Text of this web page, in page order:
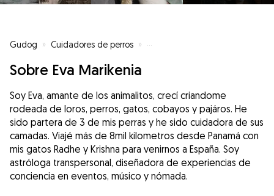
Gudog » Cuidadores de perros » Cuidadores de perros en Madrid
Sobre Eva Marikenia
Soy Eva, amante de los animalitos, crecí criandome
rodeada de loros, perros, gatos, cobayos y pajáros. He
sido partera de 3 de mis perras y he sido cuidadora de sus
camadas. Viajé más de 8mil kilometros desde Panamá con
mis gatos Radhe y Krishna para venirnos a España. Soy
astróloga transpersonal, diseñadora de experiencias de
conciencia en eventos, músico y nómada.